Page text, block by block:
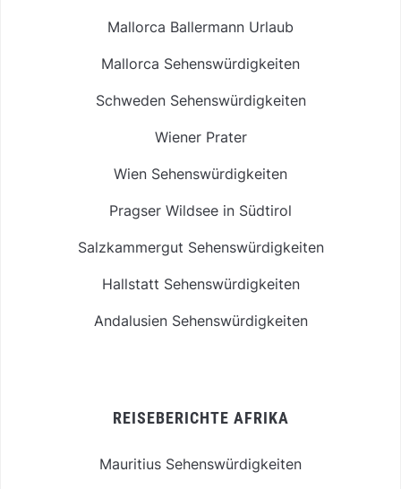
Mallorca Ballermann Urlaub
Mallorca Sehenswürdigkeiten
Schweden Sehenswürdigkeiten
Wiener Prater
Wien Sehenswürdigkeiten
Pragser Wildsee in Südtirol
Salzkammergut Sehenswürdigkeiten
Hallstatt Sehenswürdigkeiten
Andalusien Sehenswürdigkeiten
REISEBERICHTE AFRIKA
Mauritius Sehenswürdigkeiten